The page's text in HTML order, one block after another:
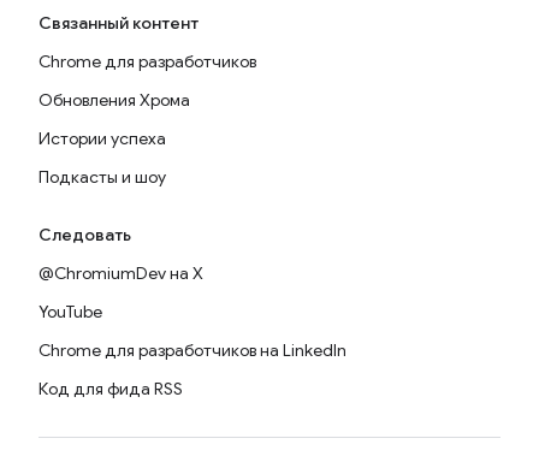
Связанный контент
Chrome для разработчиков
Обновления Хрома
Истории успеха
Подкасты и шоу
Следовать
@ChromiumDev на X
YouTube
Chrome для разработчиков на LinkedIn
Код для фида RSS